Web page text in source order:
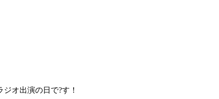
オ出演の日で?す！